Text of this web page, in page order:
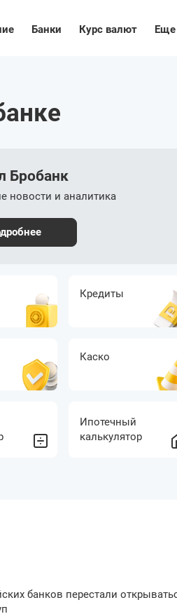
Банки Курс валют Еще
Бробанк
новости и аналитика
Кредиты
Каско
Займы без
отказа
Ипотечный
калькулятор
банков перестали